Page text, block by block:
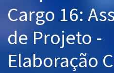
Conteúdo gratuito
Cargo 16:
de Projeto -
Elaboração